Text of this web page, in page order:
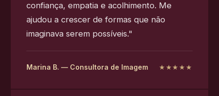
confiança, empatia e acolhimento. Me
ajudou a crescer de formas que não
imaginava serem possíveis."
Marina B. — Consultora de Imagem ★★★★★